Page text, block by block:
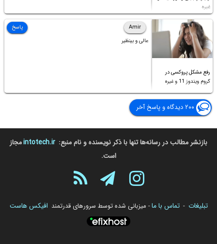
غیره
رفع مشکل پروکسی در
کروم ویندوز 11 و غیره
Amir
عالی و بینظیر
پاسخ
۲۰۰ دیدگاه و پاسخ آخر
بازنشر مطالب در رسانه‌ها تنها با ذکر نویسنده و نام منبع: intotech.irمجاز
است.
تبلیغات - تماس با ما- میزبانی شده توسط سرورهای قدرتمند افیکس هاست